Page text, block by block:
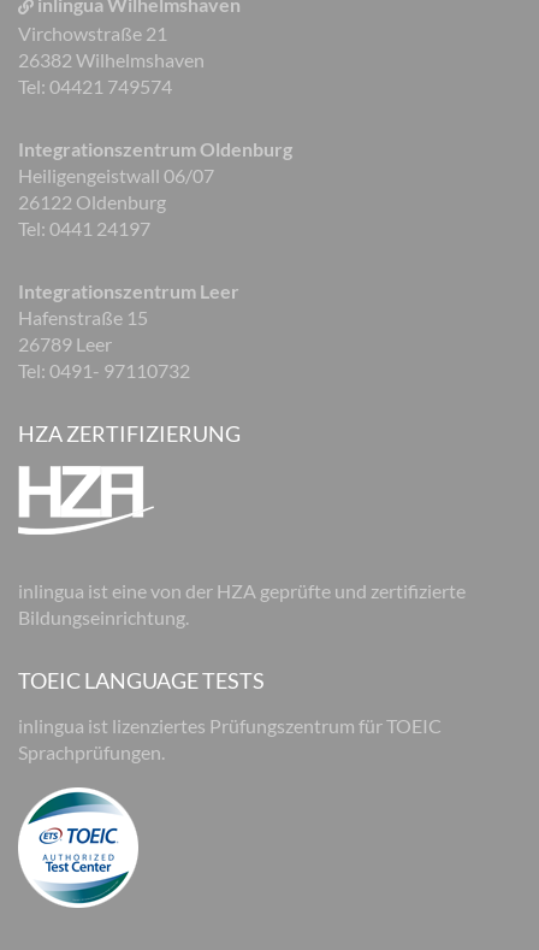
Virchowstraße 21
26382 Wilhelmshaven
Tel: 04421 749574
Integrationszentrum Oldenburg
Heiligengeistwall 06/07
26122 Oldenburg
Tel: 0441 24197
Integrationszentrum Leer
Hafenstraße 15
26789 Leer
Tel: 0491- 97110732
HZA ZERTIFIZIERUNG
inlingua ist eine von der HZA geprüfte und zertifizierte
Bildungseinrichtung.
TOEIC LANGUAGE TESTS
inlingua ist lizenziertes Prüfungszentrum für TOEIC
Sprachprüfungen.